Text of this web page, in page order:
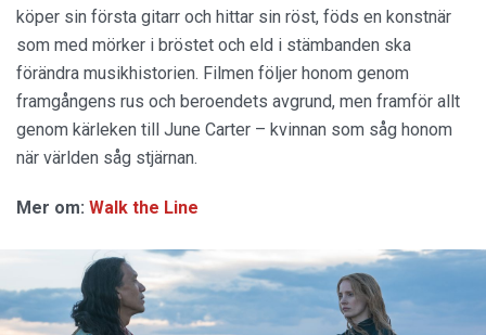
köper sin första gitarr och hittar sin röst, föds en konstnär
som med mörker i bröstet och eld i stämbanden ska
förändra musikhistorien. Filmen följer honom genom
framgångens rus och beroendets avgrund, men framför allt
genom kärleken till June Carter – kvinnan som såg honom
när världen såg stjärnan.
Mer om: Walk the Line